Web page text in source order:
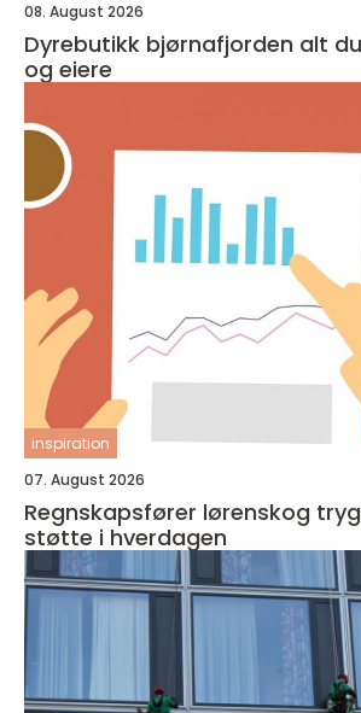
08. August 2026
Dyrebutikk bjørnafjorden alt du trenger til dyr
og eiere
inspiration
07. August 2026
Regnskapsfører lørenskog trygg økonomisk
støtte i hverdagen